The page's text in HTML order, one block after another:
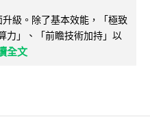
級。除了基本效能，「極致
力」、「前瞻技術加持」以
全文